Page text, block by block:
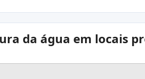
da água em locais